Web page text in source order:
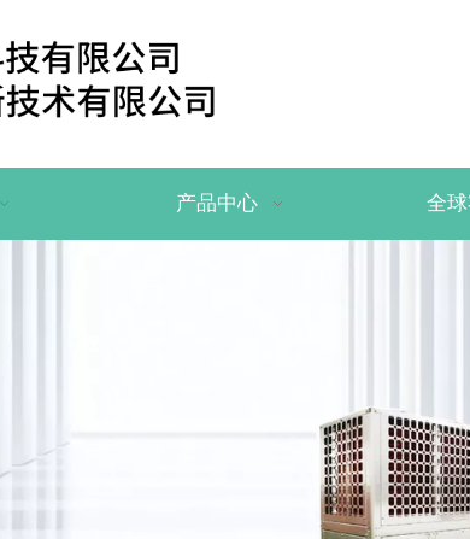
产品中心 全